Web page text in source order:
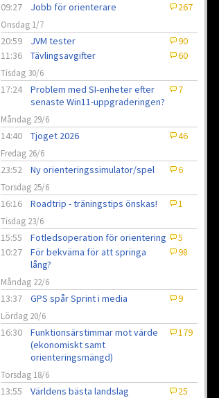
09:27 Jobb för orienterare 267
Onsdag 1/7
20:59 JVM tester
90
11:36
Tävlingsavgifter 60
Tisdag 30/6
17:24
Problem med SI-enheter efter
senaste Win11-uppgraderingen?
7
Måndag 29/6
14:40 Tjoget 2026 46
Fredag 26/6
23:52 Ny orienteringssimulator/spel 6
Torsdag 25/6
16:16 Roadtrip - träningstips önskas! 1
Tisdag 23/6
15:55 Fotledsoperation för orientering
5
10:27
För bekväma för att springa
lång?
98
Måndag 22/6
13:37 GPS spår Sprint i media 9
Lördag 20/6
16:30
Funktionsärstimmar mot värde
(ekonomiskt samt
orienteringsmängd)
179
Torsdag 18/6
13:55 Världens bästa landslag 25